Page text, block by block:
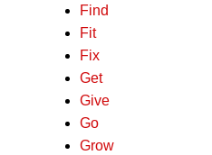
Find
Fit
Fix
Get
Give
Go
Grow